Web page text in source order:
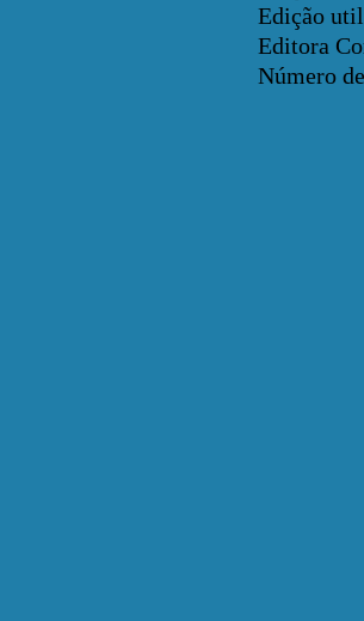
Edição
Editora
Número